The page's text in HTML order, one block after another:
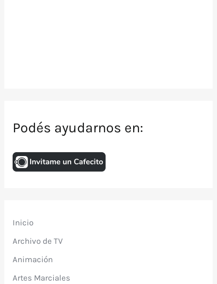
Podés ayudarnos en:
Inicio
Archivo de TV
Animación
Artes Marciales